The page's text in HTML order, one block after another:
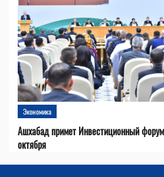
Экономика
Ашхабад примет Инвестиционный
октября